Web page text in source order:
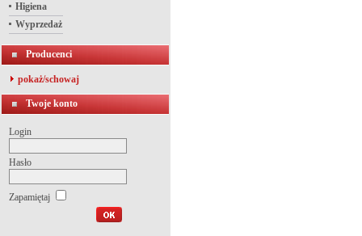
Higiena
Wyprzedaż
Producenci
pokaż/schowaj
Twoje konto
Login
Hasło
Zapamiętaj